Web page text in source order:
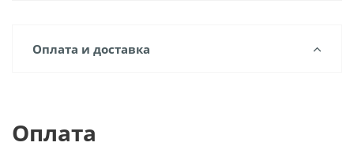
Оплата и доставка
Оплата